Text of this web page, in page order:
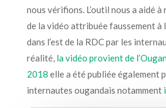
nous vérifions. L’outil nous a aidé
de la vidéo attribuée faussement à
dans l’est de la RDC par les
réalité, la vidéo provient de
2018 elle a été publiée également
internautes ougandais notamment